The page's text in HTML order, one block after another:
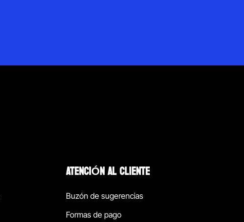
ATENCIÓN AL CLIENTE
Buzón de sugerencias
Formas de pago